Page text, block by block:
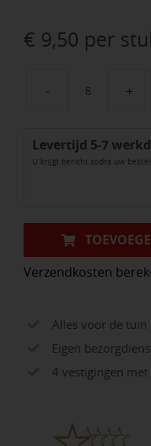
€ 9,50 per
GeoPlano
Volterra
Levertijd 5-7
U krijgt bericht zodra uw
Verzendkosten
Alles voor de tuin
Eigen
4 vestigingen